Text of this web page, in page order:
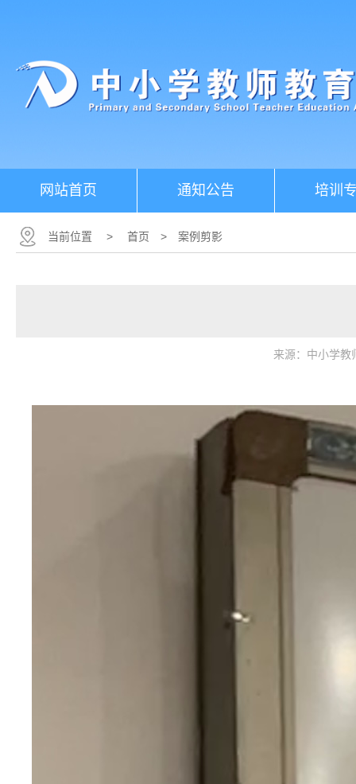
网站首页 通知公告 培训
当前位置 > 首页 > 案例剪影
来源：中小学